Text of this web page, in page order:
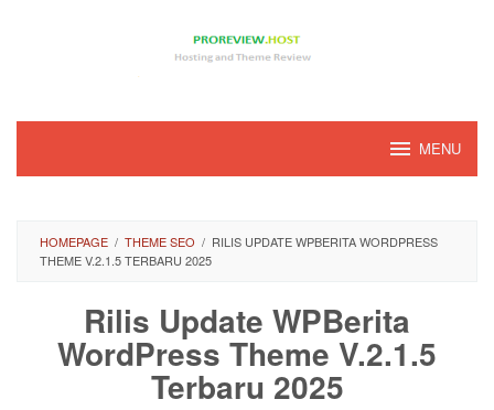
MENU
HOMEPAGE / THEME SEO / RILIS UPDATE WPBERITA WORDPRESS
THEME V.2.1.5 TERBARU 2025
Rilis Update WPBerita
WordPress Theme V.2.1.5
Terbaru 2025